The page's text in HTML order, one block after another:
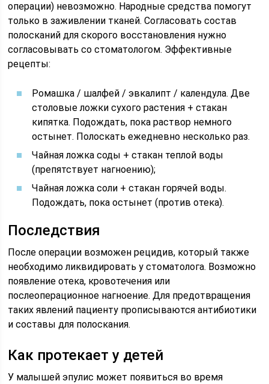
операции) невозможно. Народные средства помогут
только в заживлении тканей. Согласовать состав
полосканий для скорого восстановления нужно
согласовывать со стоматологом. Эффективные
рецепты:
Ромашка / шалфей / эвкалипт / календула. Две
столовые ложки сухого растения + стакан
кипятка. Подождать, пока раствор немного
остынет. Полоскать ежедневно несколько раз.
Чайная ложка соды + стакан теплой воды
(препятствует нагноению);
Чайная ложка соли + стакан горячей воды.
Подождать, пока остынет (против отека).
Последствия
После операции возможен рецидив, который также
необходимо ликвидировать у стоматолога. Возможно
появление отека, кровотечения или
послеоперационное нагноение. Для предотвращения
таких явлений пациенту прописываются антибиотики
и составы для полоскания.
Как протекает у детей
У малышей эпулис может появиться во время